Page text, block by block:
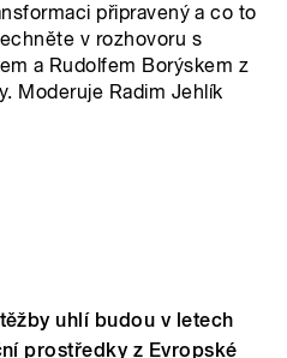
připravený a co to
v rozhovoru s
a Rudolfem Borýskem z
Moderuje Radim Jehlík
uhlí budou v letech
prostředky z Evropské